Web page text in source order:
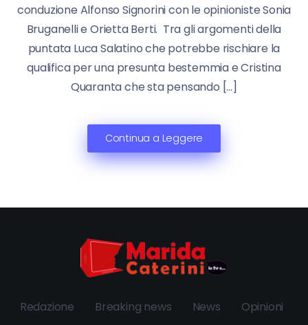
conduzione Alfonso Signorini con le opinioniste Sonia
Bruganelli e Orietta Berti. Tra gli argomenti della
puntata Luca Salatino che potrebbe rischiare la
qualifica per una presunta bestemmia e Cristina
Quaranta che sta pensando […]
Continua a Leggere
Redazione Breaking news News Opinioni